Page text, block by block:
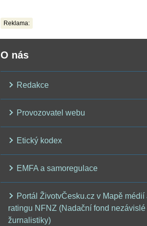
Reklama:
O nás
Redakce
Provozovatel webu
Etický kodex
EMFA a samoregulace
Portál ŽivotvČesku.cz v Mapě médií
ratingu NFNZ (Nadační fond nezávislé
žurnalistiky)